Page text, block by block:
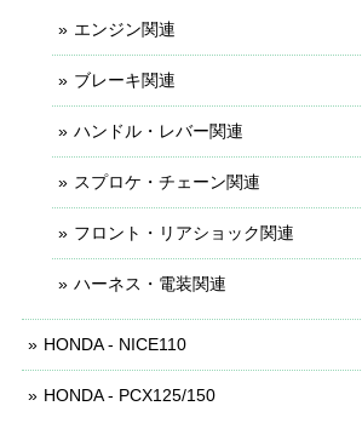
エンジン関連
ブレーキ関連
ハンドル・レバー関連
スプロケ・チェーン関連
フロント・リアショック関連
ハーネス・電装関連
HONDA - NICE110
HONDA - PCX125/150